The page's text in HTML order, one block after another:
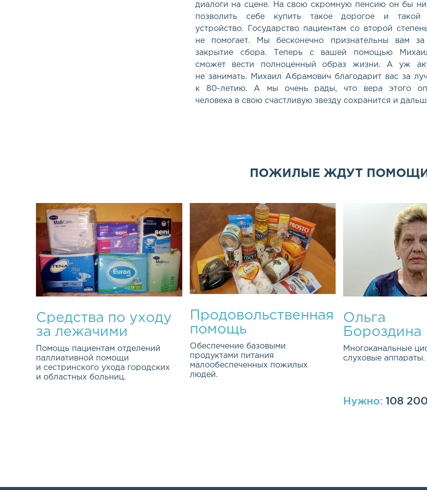
диалоги на сцене. На свою скромную пенсию он бы
позволить себе купить такое дорогое и такой
устройство. Государство пациентам со второй
не помогает. Мы бесконечно признательны вам за
закрытие сбора. Теперь с вашей помощью
сможет вести полноценный образ жизни. А уж
не занимать. Михаил Абрамович благодарит вас за
к 80-летию. А мы очень рады, что вера этого
человека в свою счастливую звезду сохранится и
ПОЖИЛЫЕ ЖДУТ ПОМОЩИ
Средства по уходу
за лежачими
больными
Помощь пациентам отделений
паллиативной помощи
и сестринского ухода городских
и областных больниц.
Продовольственная
помощь
Обеспечение базовыми
продуктами питания
малообеспеченных пожилых
людей.
Ольга
Бороздина
Многоканальные
слуховые аппараты.
Нужно: 108